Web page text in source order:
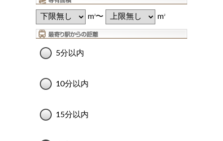
m2〜 m2
5分以内
10分以内
15分以内